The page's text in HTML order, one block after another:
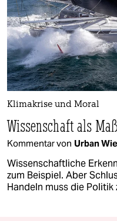
Klimakrise und Moral
Wissenschaft als
Kommentar von Urban
Wissenschaftliche
zum Beispiel. Aber
Handeln muss die Politik